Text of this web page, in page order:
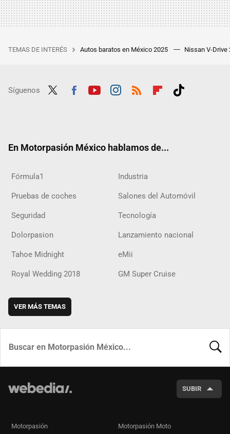
TEMAS DE INTERÉS Autos baratos en México 2025 Nissan V-Drive
Síguenos
En Motorpasión México hablamos de...
Fórmula1 Industria
Pruebas de coches Salones del Automóvil
Seguridad Tecnología
Dolorpasion Lanzamiento nacional
Tahoe Midnight eMii
Royal Wedding 2018 GM Super Cruise
VER MÁS TEMAS
SUBIR
Motorpasión Motorpasión Moto